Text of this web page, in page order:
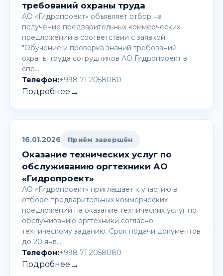
требований охраны труда
АО «Гидропроект» объявляет отбор на
получение предварительных коммерческих
предложений в соответствии с заявкой:
"Обучение и проверка знаний требований
охраны труда сотрудников АО Гидропроект в
спе…
Телефон:+998 71 2058080
Подробнее →
16.01.2026 Приём завершён
Оказание технических услуг по
обслуживанию оргтехники АО
«Гидропроект»
АО «Гидропроект» приглашает к участию в
отборе предварительных коммерческих
предложений на оказание технических услуг по
обслуживанию оргтехники согласно
техническому заданию. Срок подачи документов
до 20 янв…
Телефон:+998 71 2058080
Подробнее →